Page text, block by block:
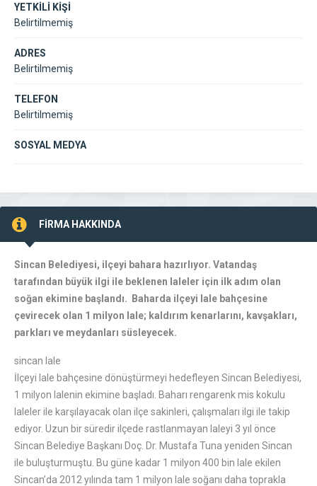
YETKİLİ KİŞİ
Belirtilmemiş
ADRES
Belirtilmemiş
TELEFON
Belirtilmemiş
SOSYAL MEDYA
FİRMA HAKKINDA
Sincan Belediyesi, ilçeyi bahara hazırlıyor. Vatandaş
tarafından büyük ilgi ile beklenen laleler için ilk adım olan
soğan ekimine başlandı. Baharda ilçeyi lale bahçesine
çevirecek olan 1 milyon lale; kaldırım kenarlarını, kavşakları,
parkları ve meydanları süsleyecek.
sincan lale
İlçeyi lale bahçesine dönüştürmeyi hedefleyen Sincan Belediyesi,
1 milyon lalenin ekimine başladı. Baharı rengarenk mis kokulu
laleler ile karşılayacak olan ilçe sakinleri, çalışmaları ilgi ile takip
ediyor. Uzun bir süredir ilçede rastlanmayan laleyi 3 yıl önce
Sincan Belediye Başkanı Doç. Dr. Mustafa Tuna yeniden Sincan
ile buluşturmuştu. Bu güne kadar 1 milyon 400 bin lale ekilen
Sincan’da 2012 yılında tam 1 milyon lale soğanı daha toprakla